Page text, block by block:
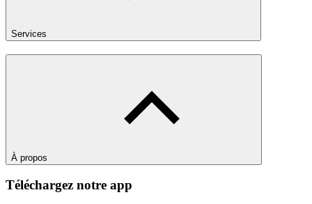
Services
À propos
Téléchargez notre app